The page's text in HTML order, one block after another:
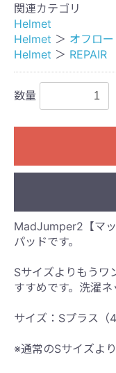
関連カテゴリ
Helmet
Helmet ＞ オフロ
Helmet ＞ REPAIR
数量
MadJumper2【マ
パッドです。
Sサイズよりもうワ
すすめです。洗濯ネ
サイズ：Sプラス（
※通常のSサイズよ